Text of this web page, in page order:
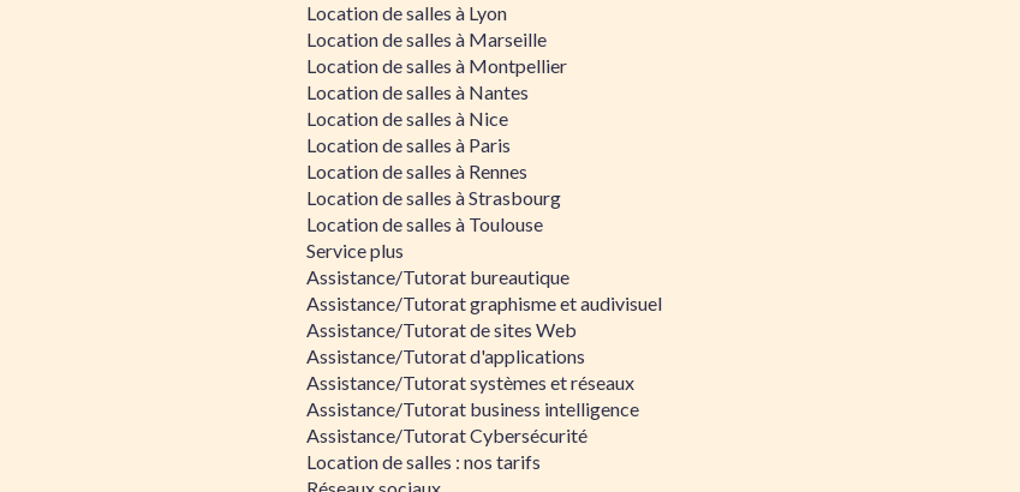
Location de salles à Lyon
Location de salles à Marseille
Location de salles à Montpellier
Location de salles à Nantes
Location de salles à Nice
Location de salles à Paris
Location de salles à Rennes
Location de salles à Strasbourg
Location de salles à Toulouse
Service plus
Assistance/Tutorat bureautique
Assistance/Tutorat graphisme et audivisuel
Assistance/Tutorat de sites Web
Assistance/Tutorat d'applications
Assistance/Tutorat systèmes et réseaux
Assistance/Tutorat business intelligence
Assistance/Tutorat Cybersécurité
Location de salles : nos tarifs